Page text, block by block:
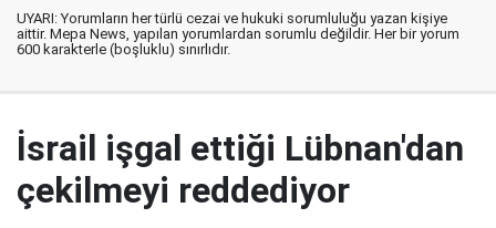
UYARI: Yorumların her türlü cezai ve hukuki sorumluluğu yazan kişiye
aittir. Mepa News, yapılan yorumlardan sorumlu değildir. Her bir yorum
600 karakterle (boşluklu) sınırlıdır.
İsrail işgal ettiği Lübnan'dan
çekilmeyi reddediyor